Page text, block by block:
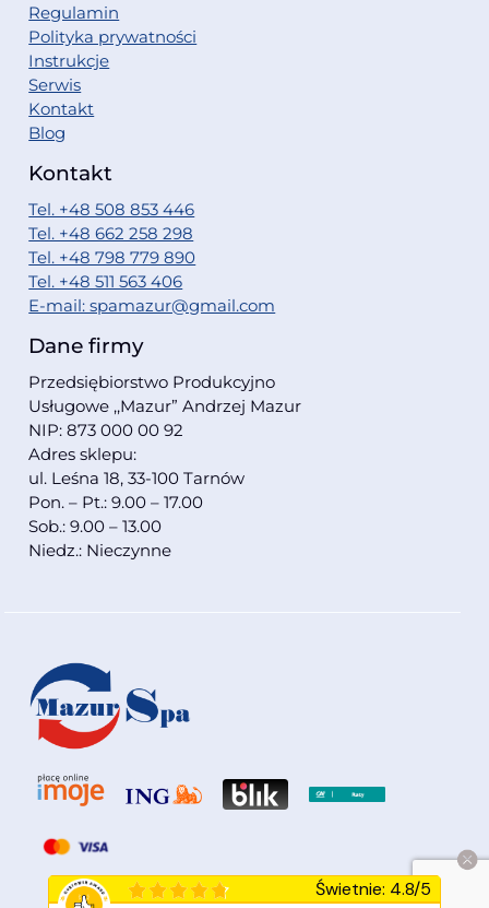
Regulamin
Polityka prywatności
Instrukcje
Serwis
Kontakt
Blog
Kontakt
Tel. +48 508 853 446
Tel. +48 662 258 298
Tel. +48 798 779 890
Tel. +48 511 563 406
E-mail: spamazur@gmail.com
Dane firmy
Przedsiębiorstwo Produkcyjno
Usługowe ,,Mazur” Andrzej Mazur
NIP: 873 000 00 92
Adres sklepu:
ul. Leśna 18, 33-100 Tarnów
Pon. – Pt.: 9.00 – 17.00
Sob.: 9.00 – 13.00
Niedz.: Nieczynne
Świetnie: 4.8/5